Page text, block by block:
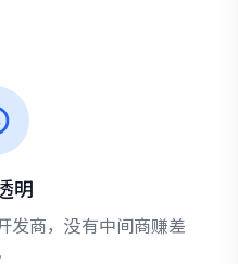
明
发商，没有中间商赚差